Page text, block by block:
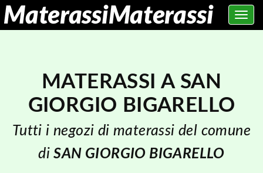
Toggle
MATERASSI A SAN
GIORGIO BIGARELLO
Tutti i negozi di materassi del comune
diSAN GIORGIO BIGARELLO